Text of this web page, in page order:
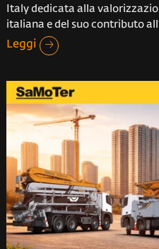
Italy dedicata alla
italiana e del suo contributo
Leggi